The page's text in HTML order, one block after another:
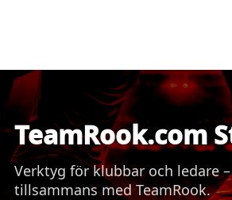
TeamRook.com
Verktyg för klubbar och ledare
tillsammans med TeamRook.